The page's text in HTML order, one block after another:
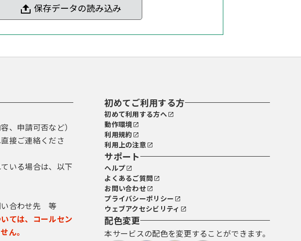
保存データの読み込み
、申請可否など）
接ご連絡くださ
いる場合は、以下
い合わせ先 等
ては、コールセン
ん。
初めてご利用する方
初めて利用する方へ
動作環境
利用規約
利用上の注意
サポート
ヘルプ
よくあるご質問
お問い合わせ
プライバシーポリシー
ウェブアクセシビリティ
配色変更
本サービスの配色を変更することができます。